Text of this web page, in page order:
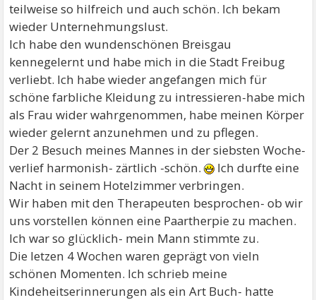
teilweise so hilfreich und auch schön. Ich bekam
wieder Unternehmungslust.
Ich habe den wundenschönen Breisgau
kennegelernt und habe mich in die Stadt Freibug
verliebt. Ich habe wieder angefangen mich für
schöne farbliche Kleidung zu intressieren-habe mich
als Frau wider wahrgenommen, habe meinen Körper
wieder gelernt anzunehmen und zu pflegen.
Der 2 Besuch meines Mannes in der siebsten Woche-
verlief harmonish- zärtlich -schön.
Ich durfte eine
Nacht in seinem Hotelzimmer verbringen.
Wir haben mit den Therapeuten besprochen- ob wir
uns vorstellen können eine Paartherpie zu machen.
Ich war so glücklich- mein Mann stimmte zu.
Die letzen 4 Wochen waren geprägt von vieln
schönen Momenten. Ich schrieb meine
Kindeheitserinnerungen als ein Art Buch- hatte